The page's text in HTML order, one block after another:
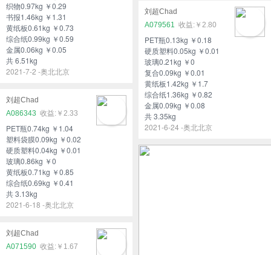
织物0.97kg ￥0.29
书报1.46kg ￥1.31
黄纸板0.61kg ￥0.73
综合纸0.99kg ￥0.59
金属0.06kg ￥0.05
共 6.51kg
2021-7-2 -奥北北京
刘超Chad
A079561
￥2.80
PET瓶0.13kg ￥0.18
硬质塑料0.05kg ￥0.01
玻璃0.21kg ￥0
复合0.09kg ￥0.01
黄纸板1.42kg ￥1.7
综合纸1.36kg ￥0.82
金属0.09kg ￥0.08
共 3.35kg
2021-6-24 -奥北北京
刘超Chad
A086343
￥2.33
PET瓶0.74kg ￥1.04
塑料袋膜0.09kg ￥0.02
硬质塑料0.04kg ￥0.01
玻璃0.86kg ￥0
黄纸板0.71kg ￥0.85
综合纸0.69kg ￥0.41
共 3.13kg
2021-6-18 -奥北北京
刘超Chad
A071590
￥1.67